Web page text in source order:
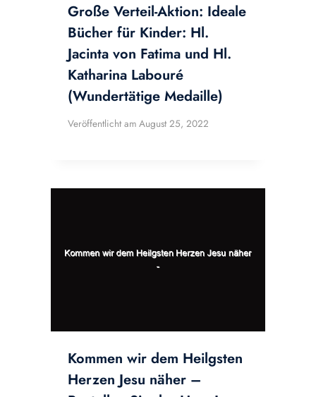
Große Verteil-Aktion: Ideale
Bücher für Kinder: Hl.
Jacinta von Fatima und Hl.
Katharina Labouré
(Wundertätige Medaille)
Veröffentlicht am August 25, 2022
Kommen wir dem Heilgsten
Herzen Jesu näher –